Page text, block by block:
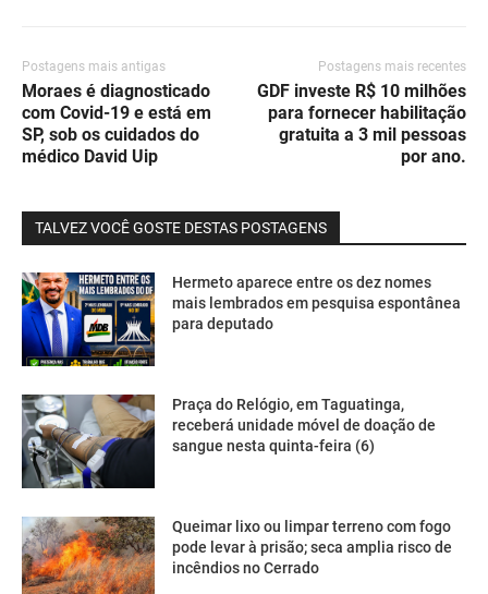
Postagens mais antigas
Moraes é diagnosticado
com Covid-19 e está em
SP, sob os cuidados do
médico David Uip
Postagens mais recentes
GDF investe R$ 10 milhões
para fornecer habilitação
gratuita a 3 mil pessoas
por ano.
TALVEZ VOCÊ GOSTE DESTAS POSTAGENS
Hermeto aparece entre os dez nomes
mais lembrados em pesquisa espontânea
para deputado
Praça do Relógio, em Taguatinga,
receberá unidade móvel de doação de
sangue nesta quinta-feira (6)
Queimar lixo ou limpar terreno com fogo
pode levar à prisão; seca amplia risco de
incêndios no Cerrado